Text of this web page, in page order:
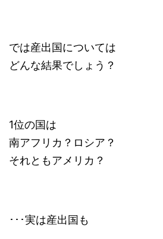
では産出国については
どんな結果でしょう？
1位の国は
南アフリカ？ロシア？
それともアメリカ？
･･･実は産出国も